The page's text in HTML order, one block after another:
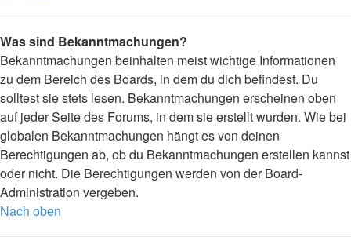
Was sind Bekanntmachungen?
Bekanntmachungen beinhalten meist wichtige Informationen
zu dem Bereich des Boards, in dem du dich befindest. Du
solltest sie stets lesen. Bekanntmachungen erscheinen oben
auf jeder Seite des Forums, in dem sie erstellt wurden. Wie bei
globalen Bekanntmachungen hängt es von deinen
Berechtigungen ab, ob du Bekanntmachungen erstellen kannst
oder nicht. Die Berechtigungen werden von der Board-
Administration vergeben.
Nach oben